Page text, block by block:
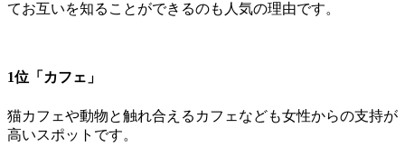
てお互いを知ることができるのも人気の理由です。
1位「カフェ」
猫カフェや動物と触れ合えるカフェなども女性からの支持が
高いスポットです。